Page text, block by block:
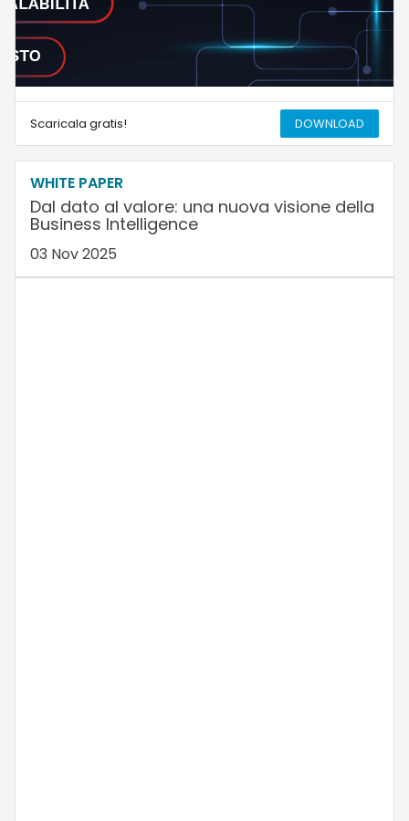
Scaricala gratis! DOWNLOAD
WHITE PAPER
Dal dato al valore: una nuova visione della
Business Intelligence
03 Nov 2025